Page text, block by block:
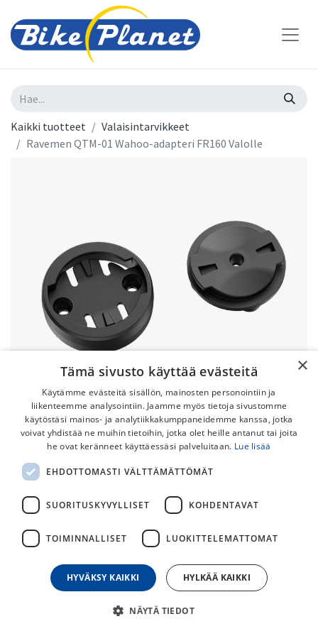
Kaikki tuotteet
Valaisintarvikkeet
Ravemen QTM-01 Wahoo-adapteri FR160 Valolle
Ravemen QTM-01 Wahoo-adapteri
FR160 Valolle
Ravemen FR160 valoon sopiva adapteri, jolla saat Wahoon
ajotietokoneen kiinnitettyä valoon.
€
×
Tämä sivusto käyttää evästeitä
Käytämme evästeitä sisällön, mainosten personointiin ja
liikenteemme analysointiin. Jaamme myös tietoja sivustomme
käytöstäsi mainos- ja analytiikkakumppaneidemme kanssa, jotka
voivat yhdistää ne muihin tietoihin, jotka olet heille antanut tai joita
he ovat keränneet käyttäessäsi palveluitaan. Lue lisää
EHDOTTOMASTI VÄLTTÄMÄTTÖMÄT
SUORITUSKYVYLLISET KOHDENTAVAT
TOIMINNALLISET LUOKITTELEMATTOMAT
HYVÄKSY KAIKKI HYLKÄÄ KAIKKI
NÄYTÄ TIEDOT